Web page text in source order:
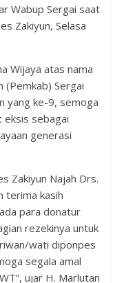
Wabup Sergai saat
Zakiyun, Selasa
Wijaya atas nama
(Pemkab) Sergai
yang ke-9, semoga
eksis sebagai
generasi
Zakiyun Najah Drs.
terima kasih
para donatur
rezekinya untuk
wati diponpes
segala amal
ujar H. Marlutan